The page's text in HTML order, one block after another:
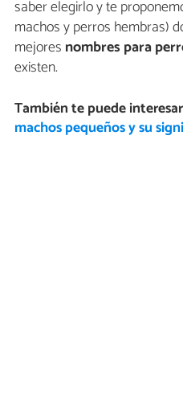
saber elegirlo y te
machos y perros hembras)
mejores nombres para
existen.
También te puede
machos pequeños y su